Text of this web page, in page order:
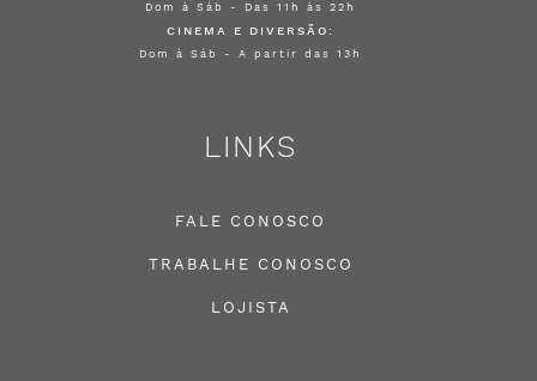
Dom à Sáb - Das 11h às 22h
CINEMA E DIVERSÃO:
Dom à Sáb - A partir das 13h
LINKS
FALE CONOSCO
TRABALHE CONOSCO
LOJISTA